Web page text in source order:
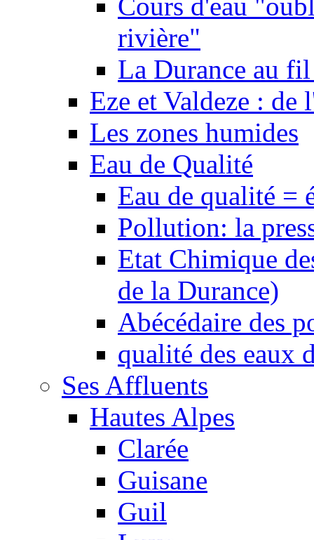
Cours d'eau
rivière"
La Durance au
Eze et Valdeze : de
Les zones humides
Eau de Qualité
Eau de qualité =
Pollution: la
Etat Chimique
de la Durance)
Abécédaire des
qualité des eaux
Ses Affluents
Hautes Alpes
Clarée
Guisane
Guil